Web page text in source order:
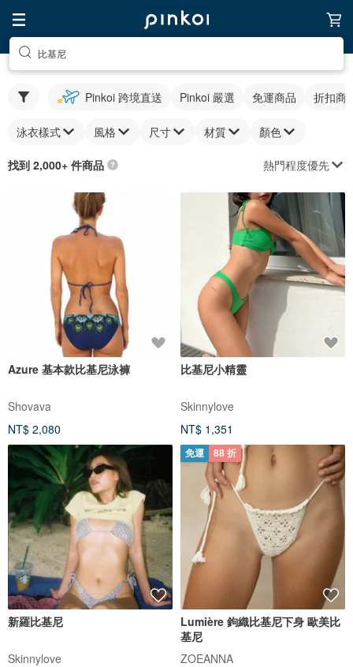
比基尼
Pinkoi 跨境直送 Pinkoi 嚴選 免運商品 折扣商
泳衣樣式 風格 尺寸 材質 顏色
找到 2,000+ 件商品 熱門程度優先
Azure 基本款比基尼泳褲
Shovava
NT$ 2,080
比基尼小精靈
Skinnylove
NT$ 1,351
新羅比基尼
Skinnylove
免運 88 折
Lumière 鉤織比基尼下身 歐美比
基尼
ZOEANNA